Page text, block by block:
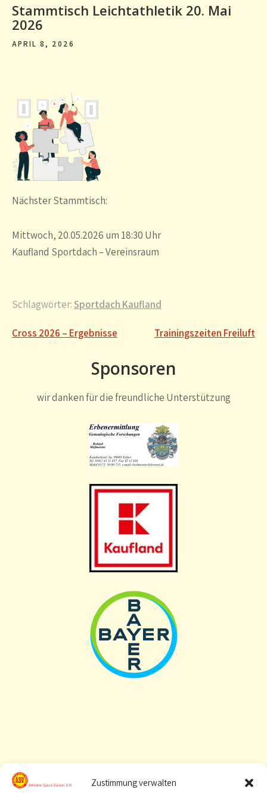
Zustimmung verwalten
Stammtisch Leichtathletik 20. Mai
2026
APRIL 8, 2026
Nächster Stammtisch:
Mittwoch, 20.05.2026 um 18:30 Uhr
Kaufland Sportdach – Vereinsraum
Schlagwörter:Sportdach Kaufland
Beitragsnavigation
Cross 2026 – Ergebnisse Trainingszeiten Freiluft
Sponsoren
wir danken für die freundliche Unterstützung